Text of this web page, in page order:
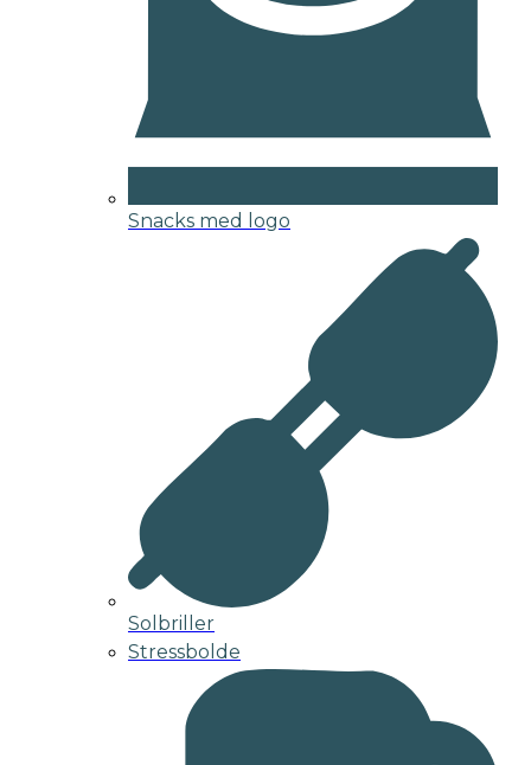
Snacks med logo
Solbriller
Stressbolde